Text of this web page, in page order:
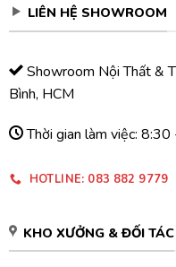
LIÊN HỆ SHOWROOM
Showroom Nội Thất &
Bình, HCM
Thời gian làm việc:
HOTLINE: 083 882 9779
KHO XƯỞNG & ĐỐI TÁC